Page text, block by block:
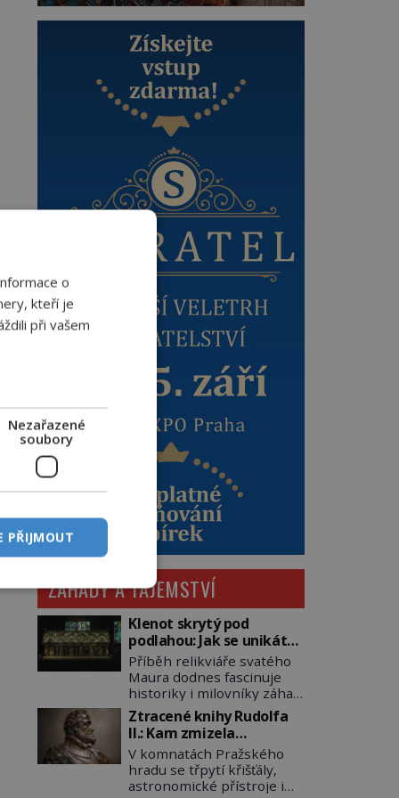
ZÁHADY A TAJEMSTVÍ
Klenot skrytý pod
podlahou: Jak se unikátní
románský poklad dostal
do zapadlého Bečova?
Příběh relikviáře svatého
Maura dodnes fascinuje
historiky i milovníky záhad
po celém světě. Tato
románská zlatnická
památka ze 13. století je
po českých korunovačních
klenotech druhým
nejcennějším movitým
Ztracené knihy Rudolfa
II.: Kam zmizela
nejzáhadnější knihovna
Evropy?
V komnatách Pražského
hradu se třpytí křišťály,
astronomické přístroje i
o
kteří je
při vašem
Nezařazené
soubory
PŘIJMOUT